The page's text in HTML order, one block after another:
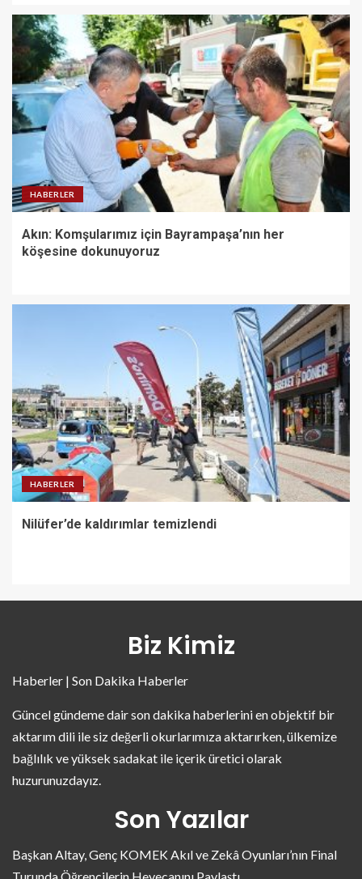
HABERLER
Akın: Komşularımız için Bayrampaşa’nın her
köşesine dokunuyoruz
HABERLER
Nilüfer’de kaldırımlar temizlendi
Biz Kimiz
Haberler | Son Dakika Haberler
Güncel gündeme dair son dakika haberlerini en objektif bir
aktarım dili ile siz değerli okurlarımıza aktarırken, ülkemize
bağlılık ve yüksek sadakat ile içerik üretici olarak
huzurunuzdayız.
Son Yazılar
Başkan Altay, Genç KOMEK Akıl ve Zekâ Oyunları’nın Final